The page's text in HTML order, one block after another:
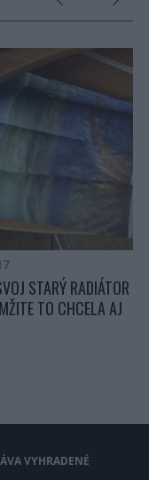
STARÝ RADIÁTOR
TO CHCELA AJ
VYHRADENÉ